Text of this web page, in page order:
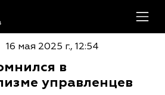
16 мая 2025 г., 12:54
в
управленцев